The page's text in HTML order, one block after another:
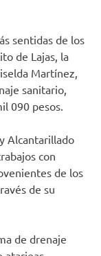
sentidas de los
de Lajas, la
Martínez,
sanitario,
090 pesos.
Alcantarillado
con
de los
de su
de drenaje